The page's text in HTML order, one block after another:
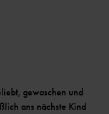
gewaschen und
ans nächste Kind